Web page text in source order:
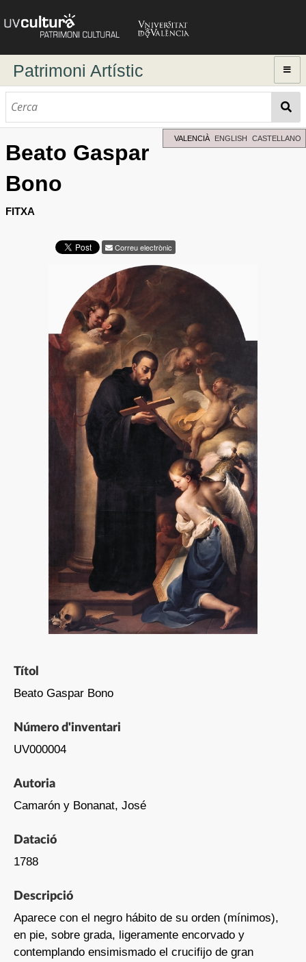
Patrimoni Artístic
Cerca avançada
Directori d'autors
VALENCIÀ ENGLISH CASTELLANO
Beato Gaspar
Bono
FITXA
Correu electrònic
Títol
Beato Gaspar Bono
Número d'inventari
UV000004
Autoria
Camarón y Bonanat, José
Datació
1788
Descripció
Aparece con el negro hábito de su orden (mínimos),
en pie, sobre grada, ligeramente encorvado y
contemplando ensimismado el crucifijo de gran